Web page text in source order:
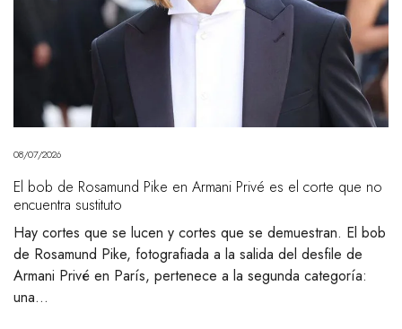
08/07/2026
El bob de Rosamund Pike en Armani Privé es el corte que no
encuentra sustituto
Hay cortes que se lucen y cortes que se demuestran. El bob
de Rosamund Pike, fotografiada a la salida del desfile de
Armani Privé en París, pertenece a la segunda categoría:
una…